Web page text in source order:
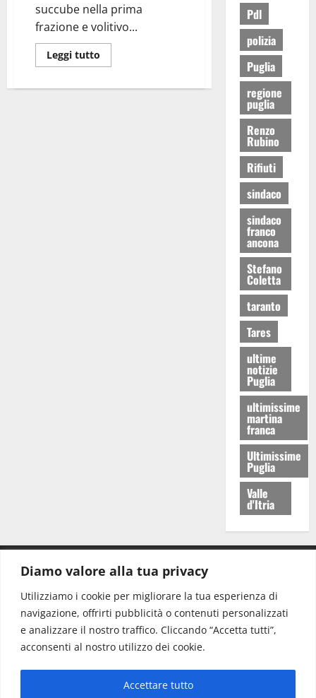
Diamo valore alla tua privacy
Utilizziamo i cookie per migliorare la tua esperienza di
navigazione, offrirti pubblicità o contenuti personalizzati
e analizzare il nostro traffico. Cliccando “Accetta tutti”,
acconsenti al nostro utilizzo dei cookie.
Accettare tutto
succube nella prima
frazione e volitivo...
Leggi tutto
Pdl
polizia
Puglia
regione
puglia
Renzo
Rubino
Rifiuti
sindaco
sindaco
franco
ancona
Stefano
Coletta
taranto
Tares
ultime
notizie
Puglia
ultimissime
martina
franca
Ultimissime
Puglia
Valle
d'Itria
Redazione: redazione@www.martinasera.it
Direttore:direttore@www.martinasera.it
Info & Commerciale:info@www.martinasera.it